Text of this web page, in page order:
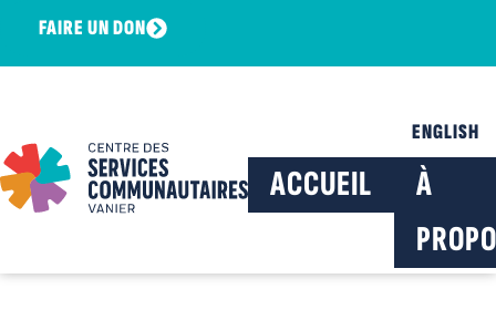
FAIRE UN DON
ENGLISH
ACCUEIL
À